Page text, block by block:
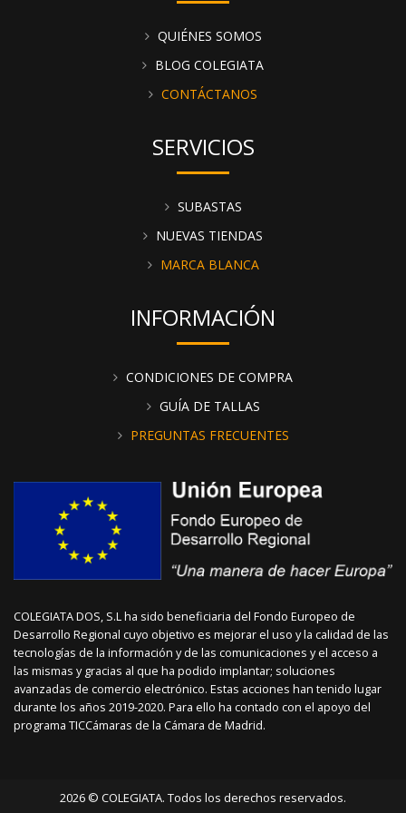
ayudarte de la pestaña "filtros" para encontrar productos
QUIÉNES SOMOS
BLOG COLEGIATA
CONTÁCTANOS
SERVICIOS
SUBASTAS
NUEVAS TIENDAS
MARCA BLANCA
INFORMACIÓN
CONDICIONES DE COMPRA
GUÍA DE TALLAS
PREGUNTAS FRECUENTES
COLEGIATA DOS, S.L ha sido beneficiaria del Fondo Europeo de
Desarrollo Regional cuyo objetivo es mejorar el uso y la calidad de las
tecnologías de la información y de las comunicaciones y el acceso a
las mismas y gracias al que ha podido implantar; soluciones
avanzadas de comercio electrónico. Estas acciones han tenido lugar
durante los años 2019-2020. Para ello ha contado con el apoyo del
programa TICCámaras de la Cámara de Madrid.
2026 © COLEGIATA. Todos los derechos reservados.